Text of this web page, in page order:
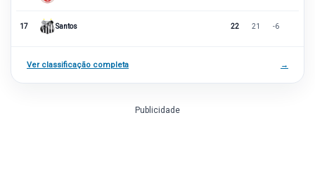
17 Santos 22 21 -6
Ver classificação completa →
Publicidade